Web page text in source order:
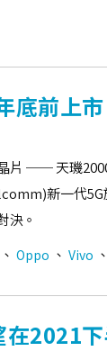
底前上
片 ── 天璣
新一代
決。
、 Oppo 、 Vivo 、
2021